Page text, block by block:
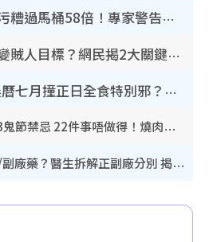
行李清潔｜車轆污糟過馬桶58倍！專家警告忌用酒精抹 教1招免污手除菌
裝修拆鐵閘隨時變賊人目標？網民揭2大關鍵用途：裝新式等於白裝？附新舊鐵閘分別
鬼門開2026｜農曆七月撞正日全食特別邪？專家警告切忌做一事！揭4大禁忌+2招保平安
鬼門開2026｜8.13鬼節禁忌 22件事唔做得！燒肉、刺身要少食？半夜勿吹口哨/打呢個電話
網傳公院改用內地/副廠藥？醫生拆解正副廠分別 揭4類人換藥隨時出事